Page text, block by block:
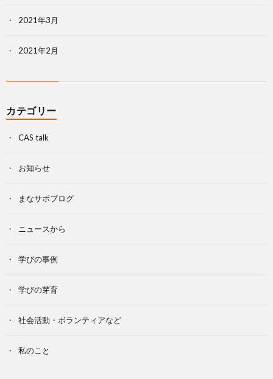
2021年3月
2021年2月
カテゴリー
CAS talk
お知らせ
まなサポブログ
ニュースから
学びの事例
学びの芽育
社会活動・ボランティアなど
私のこと